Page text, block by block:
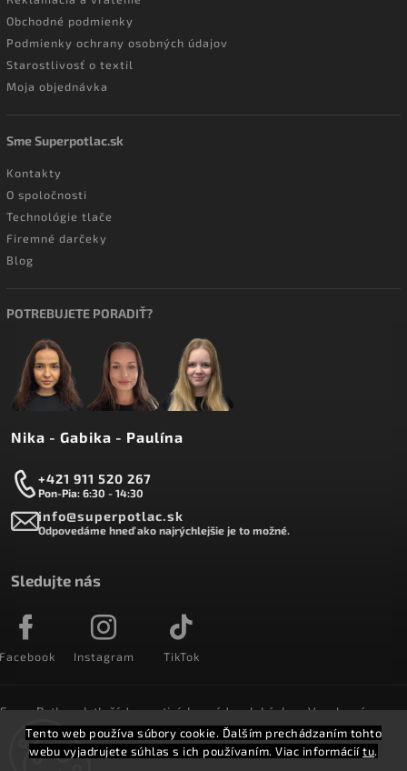
Tento web používa súbory cookie. Ďalším prechádzaním tohto
webu vyjadrujete súhlas s ich používaním. Viac informáciítu.
Obchodné podmienky
Podmienky ochrany osobných údajov
Starostlivosť o textil
Moja objednávka
Sme Superpotlac.sk
Kontakty
O spoločnosti
Technológie tlače
Firemné darčeky
Blog
POTREBUJETE PORADIŤ?
Nika - Gabika - Paulína
+421 911 520 267
Pon-Pia: 6:30 - 14:30
info@superpotlac.sk
Odpovedáme hneď ako najrýchlejšie je to možné.
Sledujte nás
Instagram TikTok
SuperPotlac.sk tlačí denne tisícky módnych kúskov. Vyrobené na
Slovensku a doručované do celého sveta :)